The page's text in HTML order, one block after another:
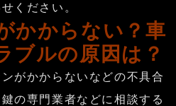
ください。
かからない？車
ブルの原因は？
がかからないなどの不具合
の専門業者などに相談する